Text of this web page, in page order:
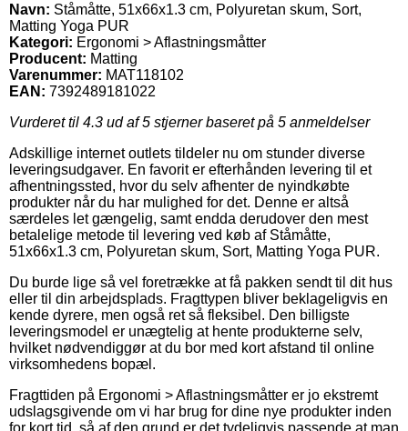
Navn: Ståmåtte, 51x66x1.3 cm, Polyuretan skum, Sort,
Matting Yoga PUR
Kategori: Ergonomi > Aflastningsmåtter
Producent: Matting
Varenummer: MAT118102
EAN: 7392489181022
Vurderet til 4.3 ud af 5 stjerner baseret på 5 anmeldelser
Adskillige internet outlets tildeler nu om stunder diverse
leveringsudgaver. En favorit er efterhånden levering til et
afhentningssted, hvor du selv afhenter de nyindkøbte
produkter når du har mulighed for det. Denne er altså
særdeles let gængelig, samt endda derudover den mest
betalelige metode til levering ved køb af Ståmåtte,
51x66x1.3 cm, Polyuretan skum, Sort, Matting Yoga PUR.
Du burde lige så vel foretrække at få pakken sendt til dit hus
eller til din arbejdsplads. Fragttypen bliver beklageligvis en
kende dyrere, men også ret så fleksibel. Den billigste
leveringsmodel er unægtelig at hente produkterne selv,
hvilket nødvendiggør at du bor med kort afstand til online
virksomhedens bopæl.
Fragttiden på Ergonomi > Aflastningsmåtter er jo ekstremt
udslagsgivende om vi har brug for dine nye produkter inden
for kort tid, så af den grund er det tydeligvis passende at man